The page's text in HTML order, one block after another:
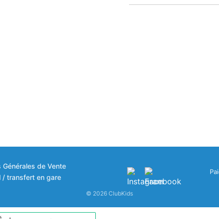
Générales de Vente
/ transfert en gare
© 2026 ClubKids